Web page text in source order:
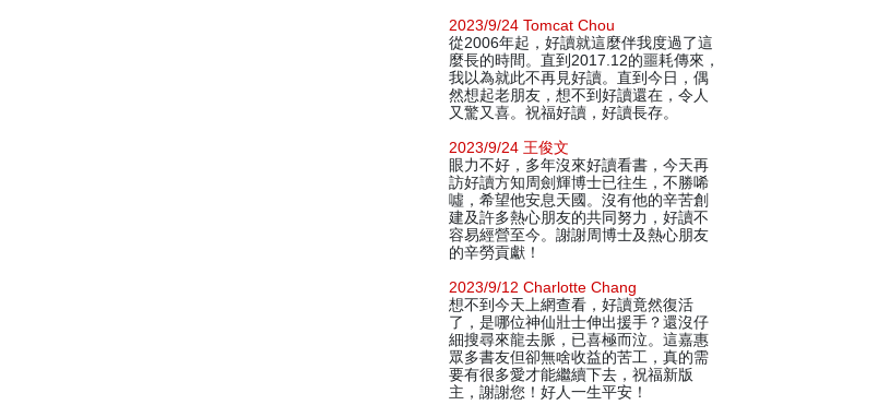
2023/9/24 Tomcat Chou
從2006年起，好讀就這麼伴我度過了這
麼長的時間。直到2017.12的噩耗傳來，
我以為就此不再見好讀。直到今日，偶
然想起老朋友，想不到好讀還在，令人
又驚又喜。祝福好讀，好讀長存。
2023/9/24 王俊文
眼力不好，多年沒來好讀看書，今天再
訪好讀方知周劍輝博士已往生，不勝唏
噓，希望他安息天國。沒有他的辛苦創
建及許多熱心朋友的共同努力，好讀不
容易經營至今。謝謝周博士及熱心朋友
的辛勞貢獻！
2023/9/12 Charlotte Chang
想不到今天上網查看，好讀竟然復活
了，是哪位神仙壯士伸出援手？還沒仔
細搜尋來龍去脈，已喜極而泣。這嘉惠
眾多書友但卻無啥收益的苦工，真的需
要有很多愛才能繼續下去，祝福新版
主，謝謝您！好人一生平安！